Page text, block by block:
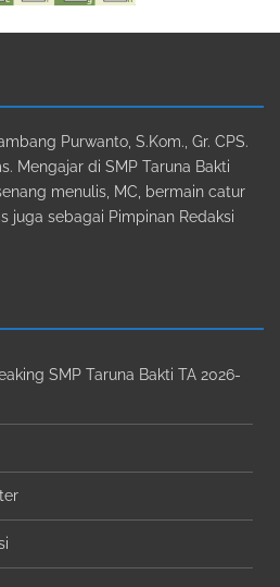
Purwanto, S.Kom., Gr. CPS.
Mengajar di SMP Taruna Bakti
menulis, MC, bermain catur
juga sebagai Pimpinan Redaksi
SMP Taruna Bakti TA 2026-